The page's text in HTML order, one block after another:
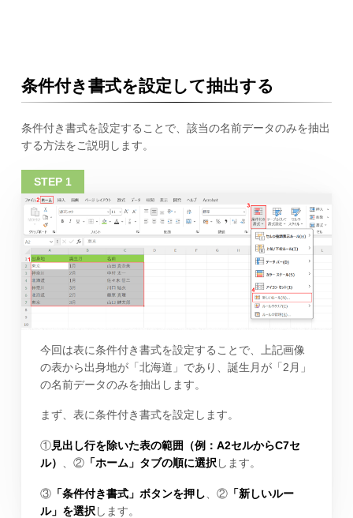
条件付き書式を設定して抽出する
条件付き書式を設定することで、該当の名前データのみを抽出
する方法をご説明します。
今回は表に条件付き書式を設定することで、上記画像
の表から出身地が「北海道」であり、誕生月が「2月」
の名前データのみを抽出します。
まず、表に条件付き書式を設定します。
①見出し行を除いた表の範囲（例：A2セルからC7セ
ル）
、②「ホーム」タブの順に選択 します。
③「条件付き書式」ボタンを押し 、②「新しいルー
ル」を選択 します。